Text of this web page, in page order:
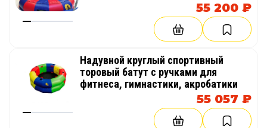
55 200 ₽
Надувной круглый спортивный
торовый батут с ручками для
фитнеса, гимнастики, акробатики
55 057 ₽